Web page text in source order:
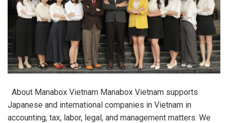
About Manabox Vietnam Manabox Vietnam supports
Japanese and international companies in Vietnam in
accounting, tax, labor, legal, and management matters. We